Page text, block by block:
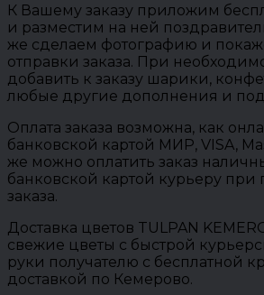
К Вашему заказу приложим
и разместим на ней
же сделаем фотографию и
отправки заказа. При
добавить к заказу шарики,
любые другие дополнения и
Оплата заказа возможна, как
банковской картой МИР, VISA,
же можно оплатить заказ
банковской картой курьеру при
заказа.
Доставка цветов TULPAN
свежие цветы с быстрой
руки получателю с бесплатной
доставкой по Кемерово.